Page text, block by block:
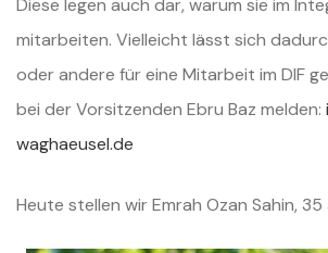
Diese legen auch dar, warum sie im
mitarbeiten. Vielleicht lässt sich
oder andere für eine Mitarbeit im DIF
bei der Vorsitzenden Ebru Baz melden:
waghaeusel.de
Heute stellen wir Emrah Ozan Sahin, 35